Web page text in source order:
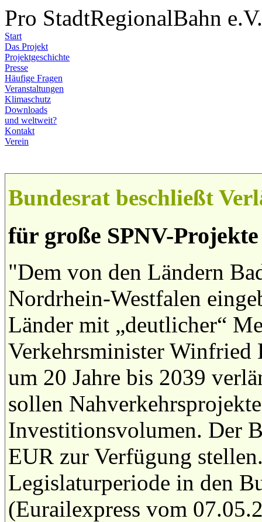
Pro StadtRegionalBahn e.V.
Start
Das Projekt
Projektgeschichte
Presse
Häufige Fragen
Veranstaltungen
Klimaschutz
Downloads
und weltweit?
Kontakt
Verein
Bundesrat beschließt
für große SPNV-
"Dem von den Ländern
Nordrhein-Westfalen
Länder mit „deutlicher“
Verkehrsminister Winfried
um 20 Jahre bis 2039
sollen
Investitionsvolumen. Der
EUR zur Verfügung
Legislaturperiode in den
(Eurailexpress vom